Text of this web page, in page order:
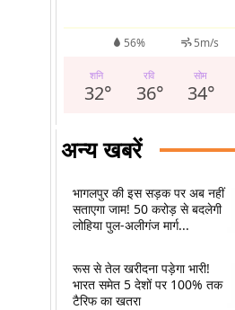
56% 5m/s
शनि
32°
रवि
36°
सोम
34°
अन्य खबरें
भागलपुर की इस सड़क पर अब नहीं
सताएगा जाम! 50 करोड़ से बदलेगी
लोहिया पुल-अलीगंज मार्ग...
रूस से तेल खरीदना पड़ेगा भारी!
भारत समेत 5 देशों पर 100% तक
टैरिफ का खतरा